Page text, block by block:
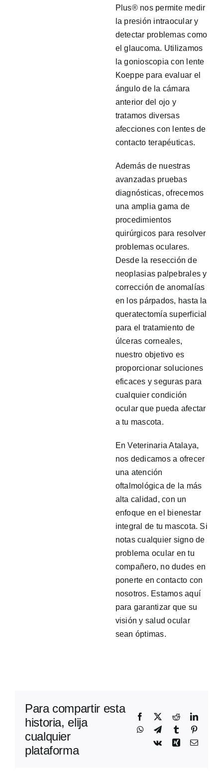
Plus® nos permite medir
la presión intraocular y
detectar problemas como
el glaucoma. Utilizamos
la gonioscopia con lente
Koeppe para evaluar el
ángulo de la cámara
anterior del ojo y
tratamos diversas
afecciones con lentes de
contacto terapéuticas.
Además de nuestras
avanzadas pruebas
diagnósticas, ofrecemos
una amplia gama de
procedimientos
quirúrgicos para resolver
problemas oculares.
Desde la resección de
neoplasias palpebrales y
corrección de anomalías
en los párpados, hasta la
queratectomía superficial
para el tratamiento de
úlceras corneales,
nuestro objetivo es
proporcionar soluciones
eficaces y seguras para
cualquier condición
ocular que pueda afectar
a tu mascota.
En Veterinaria Atalaya,
nos dedicamos a ofrecer
una atención
oftalmológica de la más
alta calidad, con un
enfoque en el bienestar
integral de tu mascota. Si
notas cualquier signo de
problema ocular en tu
compañero, no dudes en
ponerte en contacto con
nosotros. Estamos aquí
para garantizar que su
visión y salud ocular
sean óptimas.
Para compartir esta
historia, elija
cualquier
plataforma
Facebook Reddit
WhatsApp
TelegramTumblr
Vk
Xing Correo